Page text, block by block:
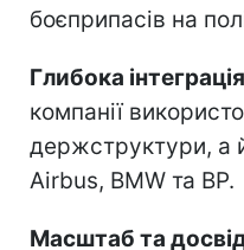
боєприпасів на
Глибока
компанії
держструктури, а
Airbus, BMW та BP.
Масштаб та